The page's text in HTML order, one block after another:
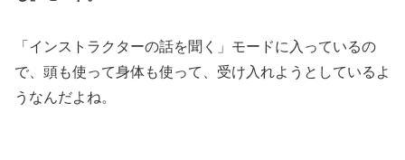
「インストラクターの話を聞く」モードに入っているの
で、頭も使って身体も使って、受け入れようとしているよ
うなんだよね。